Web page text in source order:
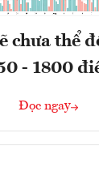
chưa thể
- 1800
Đọc ngay